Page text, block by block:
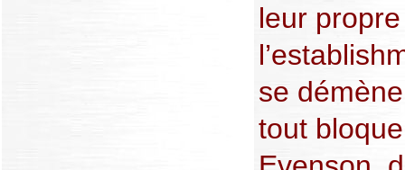
leur
se
tout